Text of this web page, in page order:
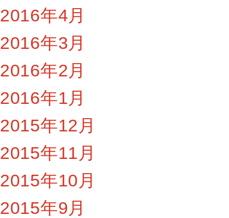
2016年4月
2016年3月
2016年2月
2016年1月
2015年12月
2015年11月
2015年10月
2015年9月